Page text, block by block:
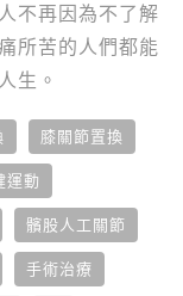
不再因為不了解
所苦的人們都能
生。
膝關節置換
運動
髕股人工關節
手術治療